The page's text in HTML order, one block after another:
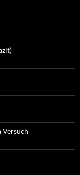
Versuch